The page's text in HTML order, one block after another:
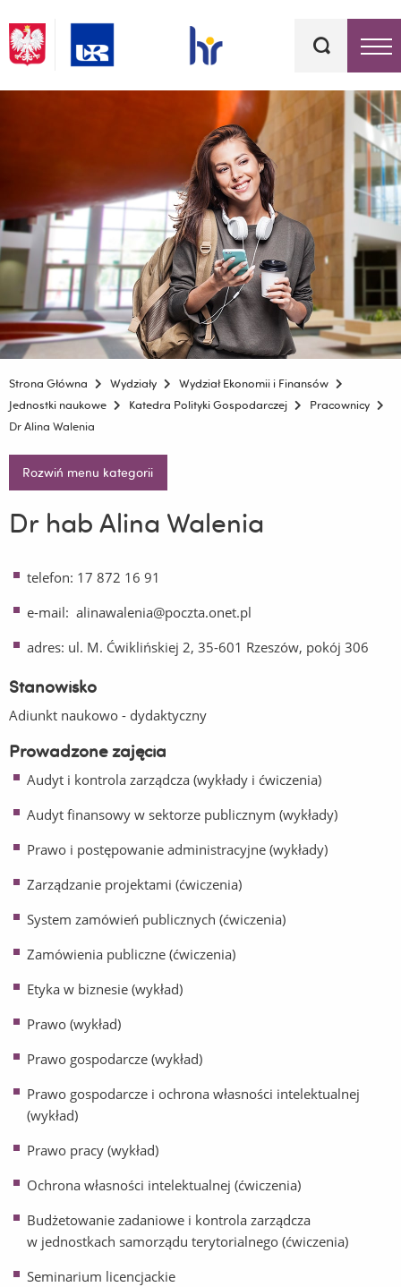
kluczowe
Strona Główna Wydziały
Wydział Ekonomii i Finansów
Jednostki naukowe
Katedra Polityki Gospodarczej
Pracownicy
Dr Alina Walenia
Rozwiń menu kategorii
Dr hab Alina Walenia
telefon: 17 872 16 91
e-mail: alinawalenia@poczta.onet.pl
adres: ul. M. Ćwiklińskiej 2, 35-601 Rzeszów, pokój 306
Stanowisko
Adiunkt naukowo - dydaktyczny
Prowadzone zajęcia
Audyt i kontrola zarządcza (wykłady i ćwiczenia)
Audyt finansowy w sektorze publicznym (wykłady)
Prawo i postępowanie administracyjne (wykłady)
Zarządzanie projektami (ćwiczenia)
System zamówień publicznych (ćwiczenia)
Zamówienia publiczne (ćwiczenia)
Etyka w biznesie (wykład)
Prawo (wykład)
Prawo gospodarcze (wykład)
Prawo gospodarcze i ochrona własności intelektualnej
(wykład)
Prawo pracy (wykład)
Ochrona własności intelektualnej (ćwiczenia)
Budżetowanie zadaniowe i kontrola zarządcza
w jednostkach samorządu terytorialnego (ćwiczenia)
Seminarium licencjackie